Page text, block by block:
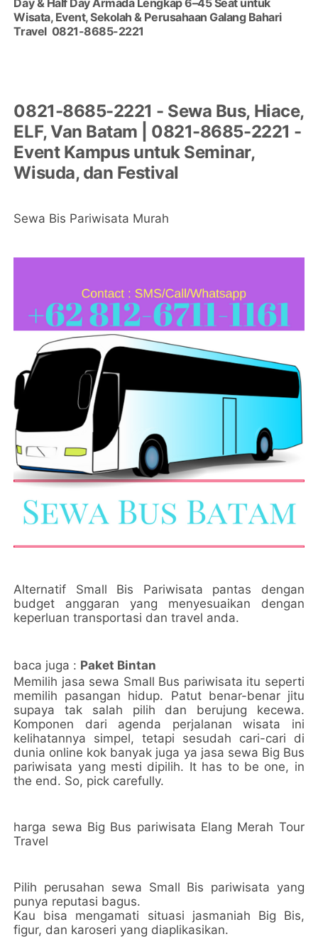
Wisata, Event, Sekolah & Perusahaan Galang Bahari
Travel 0821-8685-2221
0821-8685-2221 - Sewa Bus, Hiace,
ELF, Van Batam | 0821-8685-2221 -
Event Kampus untuk Seminar,
Wisuda, dan Festival
Sewa Bis Pariwisata Murah
Alternatif Small Bis Pariwisata pantas dengan
budget anggaran yang menyesuaikan dengan
keperluan transportasi dan travel anda.
baca juga : Paket Bintan
Memilih jasa sewa Small Bus pariwisata itu seperti
memilih pasangan hidup. Patut benar-benar jitu
supaya tak salah pilih dan berujung kecewa.
Komponen dari agenda perjalanan wisata ini
kelihatannya simpel, tetapi sesudah cari-cari di
dunia online kok banyak juga ya jasa sewa Big Bus
pariwisata yang mesti dipilih. It has to be one, in
the end. So, pick carefully.
harga sewa Big Bus pariwisata Elang Merah Tour
Travel
Pilih perusahan sewa Small Bis pariwisata yang
punya reputasi bagus.
Kau bisa mengamati situasi jasmaniah Big Bis,
figur, dan karoseri yang diaplikasikan.